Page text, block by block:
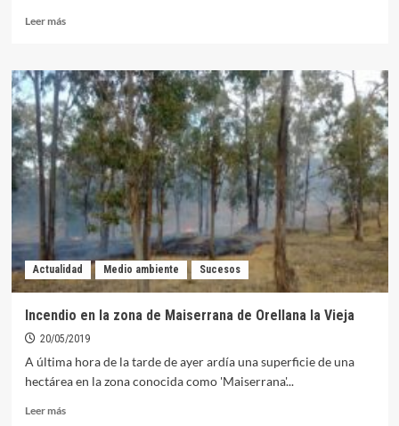
Leer másLeer
El
embalse
de
Orellana
registra
un
14,7%
menos
de
agua
que
hace
un
año
Actualidad Medio ambiente Sucesos
Incendio en la zona de Maiserrana de Orellana la Vieja
20/05/2019
A última hora de la tarde de ayer ardía una superficie de una
hectárea en la zona conocida como 'Maiserrana'...
Leer másLeer